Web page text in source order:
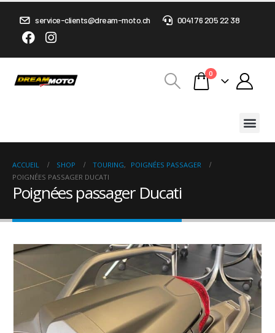
service-clients@dream-moto.ch 0041 76 205 22 38
0
ACCUEIL SHOP TOURING,
POIGNÉES PASSAGER
POIGNÉES PASSAGER DUCATI
Poignées passager Ducati